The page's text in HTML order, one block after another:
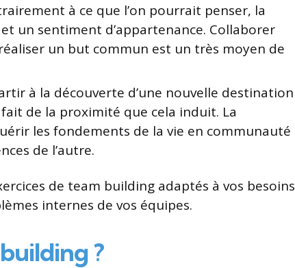
à ce que l’on pourrait penser, la
un sentiment d’appartenance. Collaborer
un but commun est un très moyen de
à la découverte d’une nouvelle destination
de la proximité que cela induit. La
les fondements de la vie en communauté
de l’autre.
de team building adaptés à vos besoins
internes de vos équipes.
?